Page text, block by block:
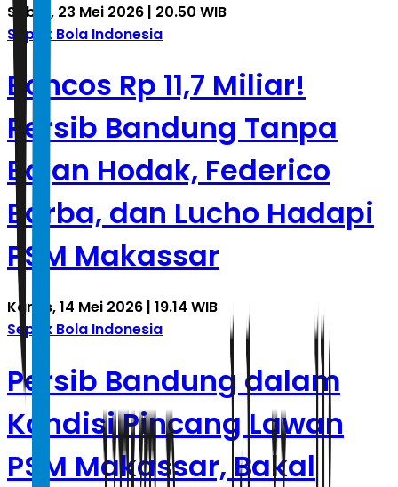
Sabtu, 23 Mei 2026 | 20.50 WIB
Sepak Bola Indonesia
Boncos Rp 11,7 Miliar!
Persib Bandung Tanpa
Bojan Hodak, Federico
Barba, dan Lucho Hadapi
PSM Makassar
Kamis, 14 Mei 2026 | 19.14 WIB
Sepak Bola Indonesia
Persib Bandung dalam
Kondisi Pincang Lawan
PSM Makassar, Bakal